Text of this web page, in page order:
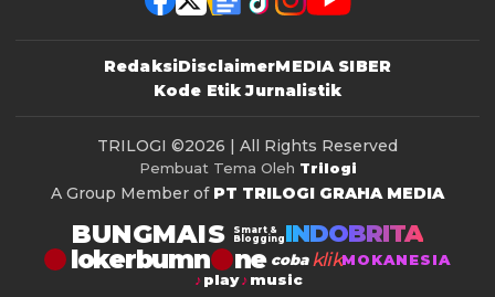
RedaksiDisclaimerMEDIA SIBER
Kode Etik Jurnalistik
TRILOGI ©2026 | All Rights Reserved
Pembuat Tema Oleh Trilogi
A Group Member of PT TRILOGI GRAHA MEDIA
BUNGMAIS
Smart &
Blogging INDOBRITA
lokerbumn coba klikMOKANESIA
play
music